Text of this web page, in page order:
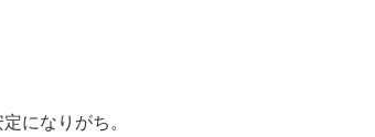
になりがち。